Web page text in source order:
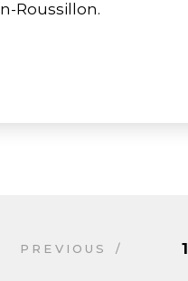
Roussillon.
PREVIOUS 1